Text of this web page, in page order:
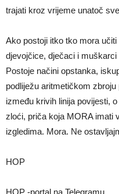
trajati kroz vrijeme unatoč
Ako postoji itko tko mora
djevojčice, dječaci i
Postoje načini opstanka,
podliježu aritmetičkom
između krivih linija povijesti,
zloći, priča koja MORA imati
izgledima. Mora. Ne
HOP